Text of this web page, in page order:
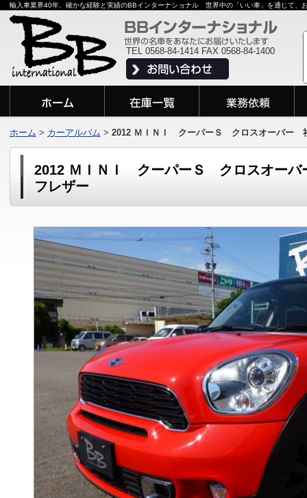
輸入車業界40年、確かな経験と実績のBBインターナショナル 世界中の「いい車」を通じて、
TEL 0568-84-1414 FAX 0568-84-1400
2012 ＭＩＮＩ クーパーＳ クロスオー
フレザー
ホーム > カーアルバム > 2012 ＭＩＮＩ クーパーＳ クロスオーバー